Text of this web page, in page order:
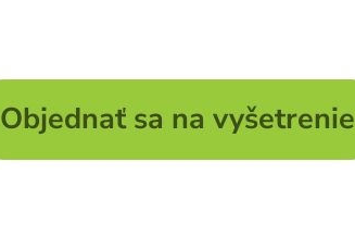
Objednať sa na vyšetrenie